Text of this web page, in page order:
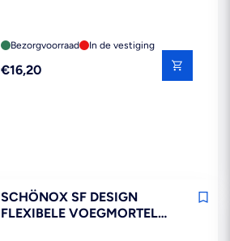
Bezorgvoorraad In de vestiging
Reguliere
€16,20
SCHÖNOX SF DESIGN
FLEXIBELE VOEGMORTEL